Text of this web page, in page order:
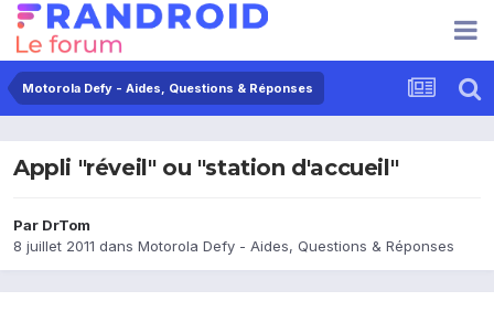
Motorola Defy - Aides, Questions & Réponses
Appli "réveil" ou "station d'accueil"
Par DrTom
8 juillet 2011 dans Motorola Defy - Aides, Questions & Réponses